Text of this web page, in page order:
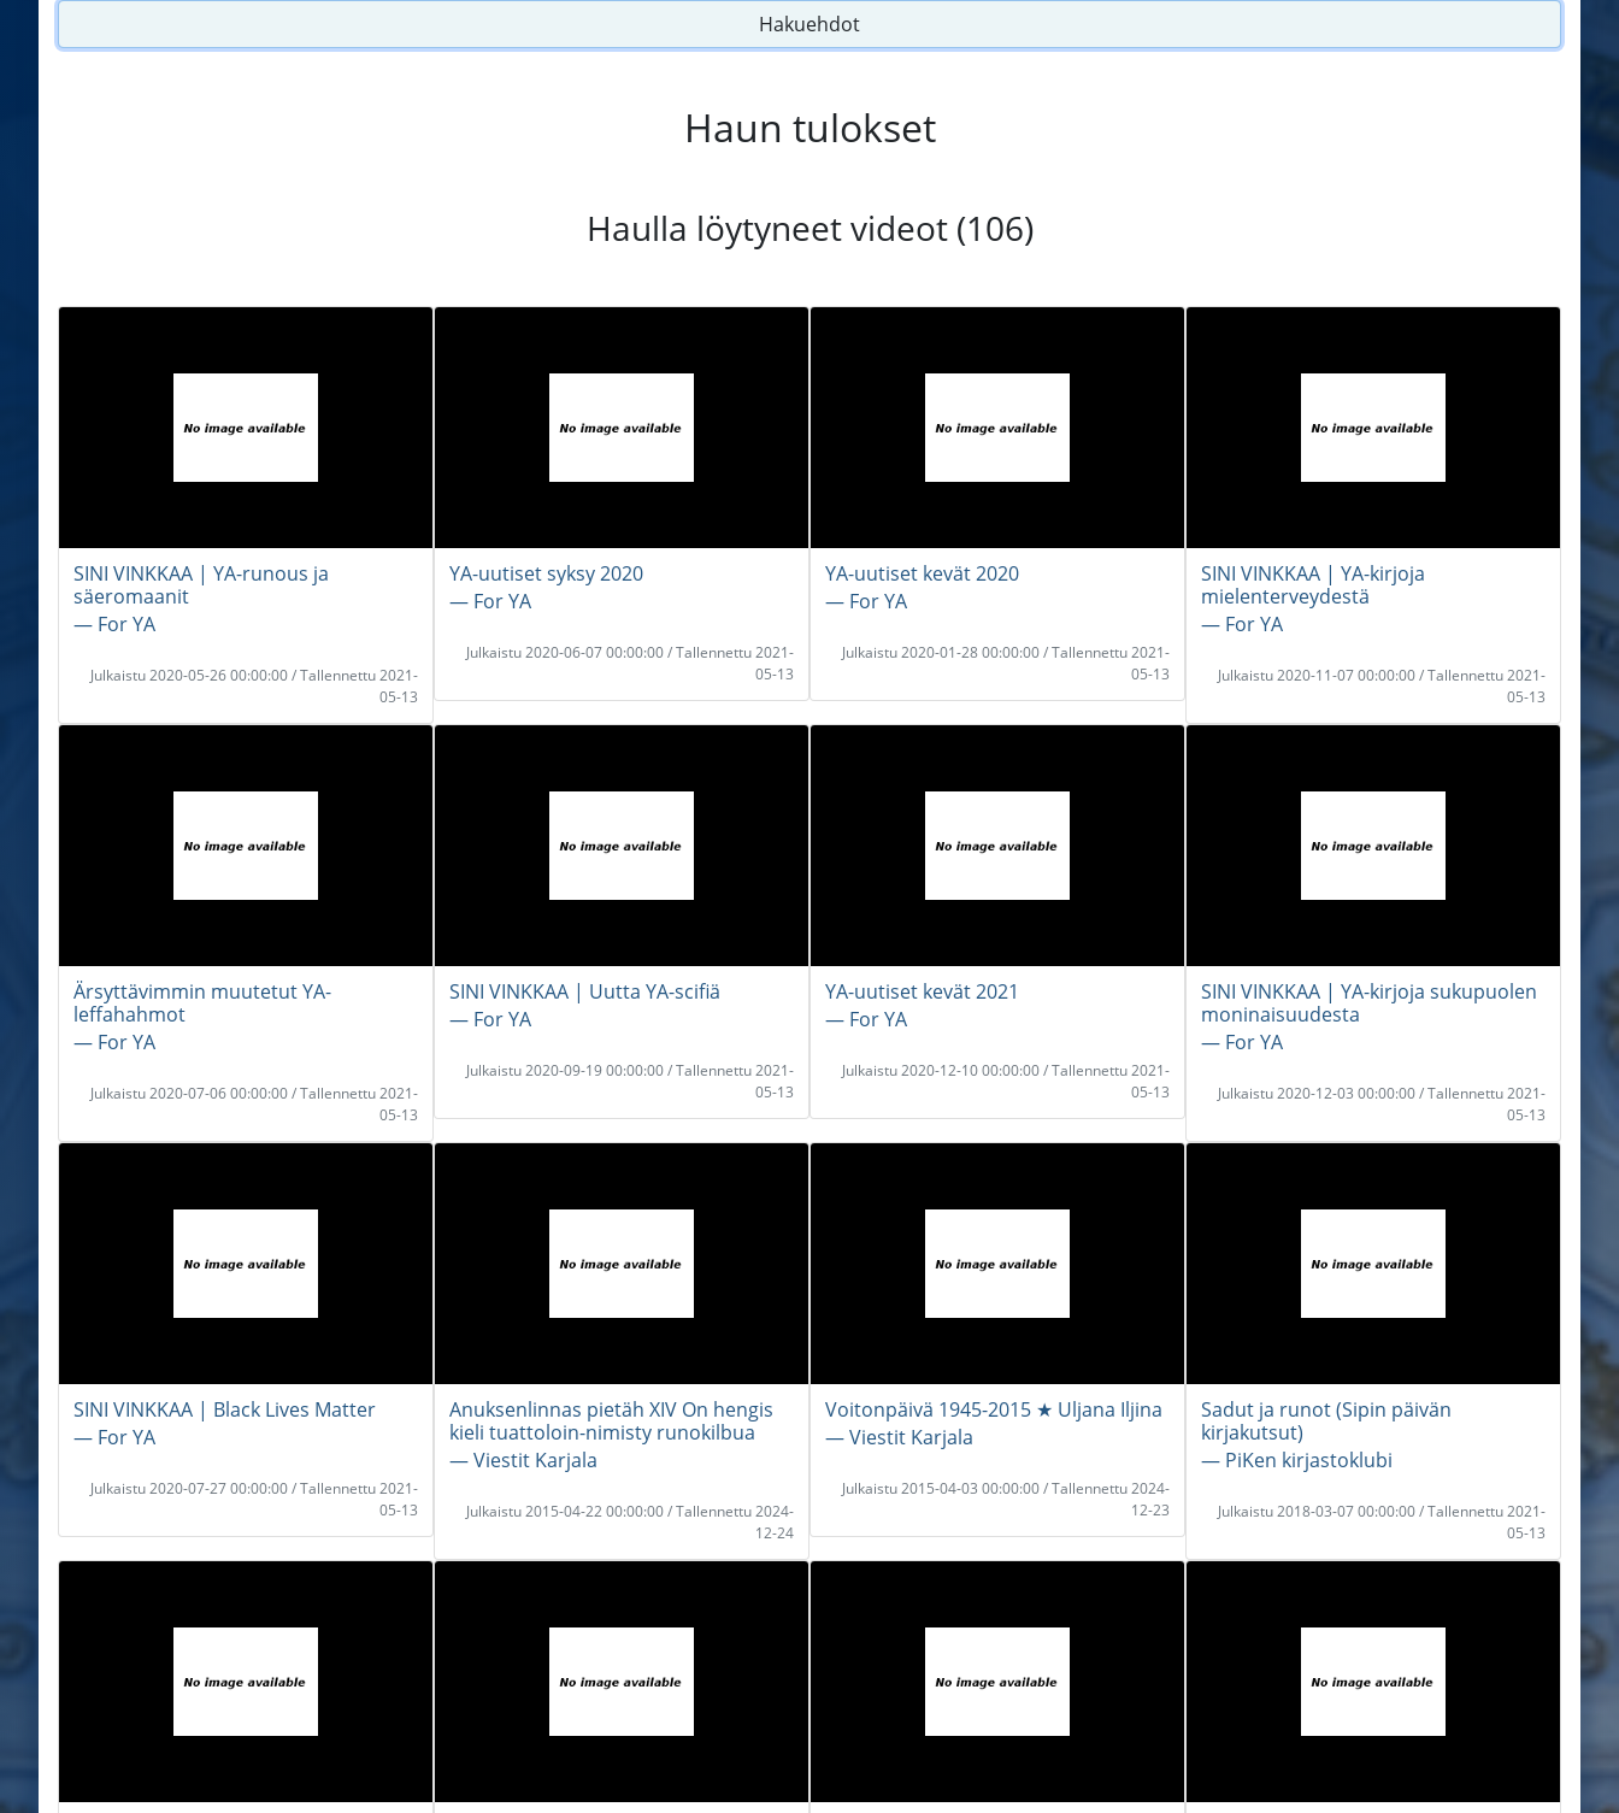
Hakuehdot
Haun tulokset
Haulla löytyneet videot (106)
SINI VINKKAA | YA-runous ja
säeromaanit
― For YA
Julkaistu 2020-05-26 00:00:00 / Tallennettu 2021-
05-13
YA-uutiset syksy 2020
― For YA
Julkaistu 2020-06-07 00:00:00 / Tallennettu 2021-
05-13
YA-uutiset kevät 2020
― For YA
Julkaistu 2020-01-28 00:00:00 / Tallennettu 2021-
05-13
SINI VINKKAA | YA-kirjoja
mielenterveydestä
― For YA
Julkaistu 2020-11-07 00:00:00 / Tallennettu 2021-
05-13
Ärsyttävimmin muutetut YA-
leffahahmot
― For YA
Julkaistu 2020-07-06 00:00:00 / Tallennettu 2021-
05-13
SINI VINKKAA | Uutta YA-scifiä
― For YA
Julkaistu 2020-09-19 00:00:00 / Tallennettu 2021-
05-13
YA-uutiset kevät 2021
― For YA
Julkaistu 2020-12-10 00:00:00 / Tallennettu 2021-
05-13
SINI VINKKAA | YA-kirjoja sukupuolen
moninaisuudesta
― For YA
Julkaistu 2020-12-03 00:00:00 / Tallennettu 2021-
05-13
SINI VINKKAA | Black Lives Matter
― For YA
Julkaistu 2020-07-27 00:00:00 / Tallennettu 2021-
05-13
Anuksenlinnas pietäh XIV On hengis
kieli tuattoloin-nimisty runokilbua
― Viestit Karjala
Julkaistu 2015-04-22 00:00:00 / Tallennettu 2024-
12-24
Voitonpäivä 1945-2015 ★ Uljana Iljina
― Viestit Karjala
Julkaistu 2015-04-03 00:00:00 / Tallennettu 2024-
12-23
Sadut ja runot (Sipin päivän
kirjakutsut)
― PiKen kirjastoklubi
Julkaistu 2018-03-07 00:00:00 / Tallennettu 2021-
05-13